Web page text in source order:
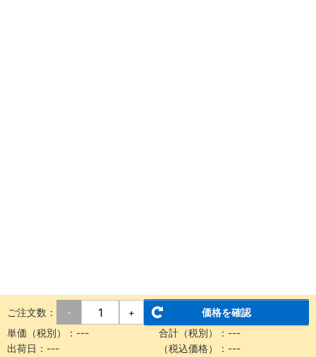
ご注文数： - +
価格を確認
単価（税別）： --- 合計（税別）： ---
出荷日： --- （税込価格）： ---